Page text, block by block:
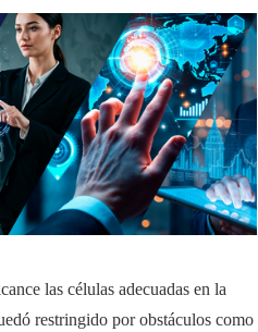
las células adecuadas en la
restringido por obstáculos como